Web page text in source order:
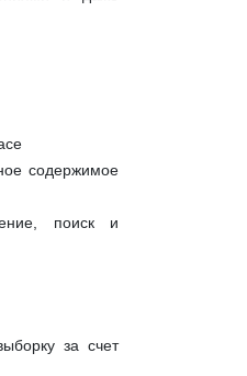
содержимое
поиск и
за счет